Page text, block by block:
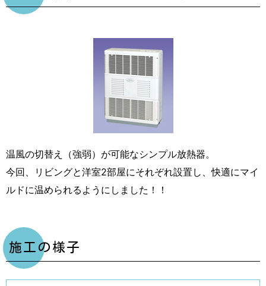
温風の切替え（強弱）が可能なシンプル放熱器。
今回、リビングと洋室2部屋にそれぞれ設置し、快適にマイ
ルドに温められるようにしました！！
施工の様子